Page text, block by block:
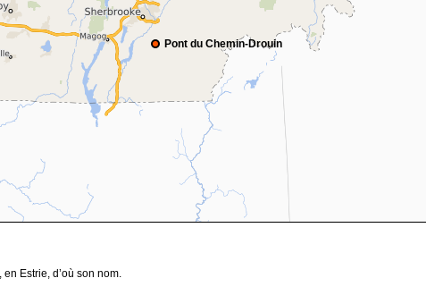
Pont du Chemin-Drouin
en Estrie, d’où son nom.